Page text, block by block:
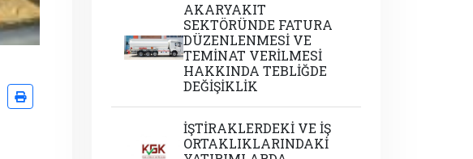
AKARYAKIT
SEKTÖRÜNDE FATURA
DÜZENLENMESİ VE
TEMİNAT VERİLMESİ
HAKKINDA TEBLİĞDE
DEĞİŞİKLİK
İŞTİRAKLERDEKİ VE İŞ
ORTAKLIKLARINDAKİ